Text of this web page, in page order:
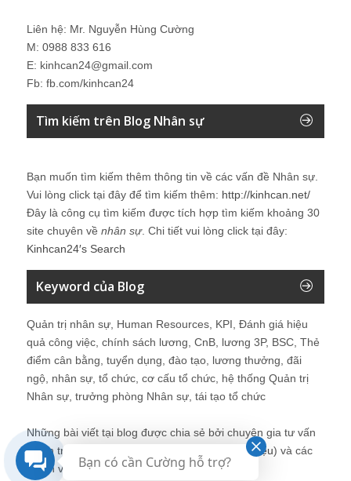
Liên hệ: Mr. Nguyễn Hùng Cường
M: 0988 833 616
E: kinhcan24@gmail.com
Fb: fb.com/kinhcan24
Tìm kiếm trên Blog Nhân sự
Bạn muốn tìm kiếm thêm thông tin về các vấn đề Nhân sự
Vui lòng click tại đây để tìm kiếm thêm: http://kinhcan.net/
Đây là công cụ tìm kiếm được tích hợp tìm kiếm khoảng 30
site chuyên về nhân sự. Chi tiết vui lòng click tại đây:
Kinhcan24′s Search
Keyword của Blog
Quản trị nhân sự, Human Resources, KPI, Đánh giá hiệu
quả công việc, chính sách lương, CnB, lương 3P, BSC, Thẻ
điểm cân bằng, tuyển dụng, đào tạo, lương thưởng, đãi
ngộ, nhân sự, tổ chức, cơ cấu tổ chức, hệ thống Quản trị
Nhân sự, trưởng phòng Nhân sự, tái tạo tổ chức
Những bài viết tại blog được chia sẻ bởi chuyên gia tư vấn
Quản trị Nhân sự Nguyễn Hùng Cường (
giới thiệu) và các
thành viên khác trong cộng đồng Nhân sự.
Bạn có cần Cường hỗ trợ?